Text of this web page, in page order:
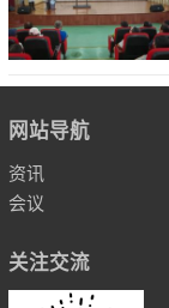
网站导航
资讯
会议
关注交流